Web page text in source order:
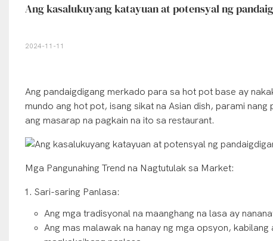
Ang kasalukuyang katayuan at potensyal ng
2024-11-11
Ang pandaigdigang merkado para sa hot pot base ay
mundo ang hot pot, isang sikat na Asian dish, parami
ang masarap na pagkain na ito sa restaurant.
Mga Pangunahing Trend na Nagtutulak sa Market:
Sari-saring Panlasa:
Ang mga tradisyonal na maanghang na lasa ay
Ang mas malawak na hanay ng mga opsyon,